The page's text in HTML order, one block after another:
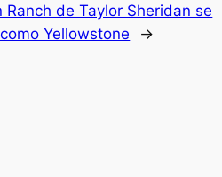
Ranch de Taylor Sheridan se
Yellowstone
→